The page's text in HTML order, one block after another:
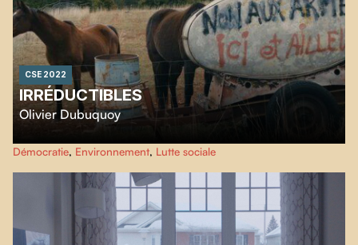
CSE 2022
IRRÉDUCTIBLES
Olivier Dubuquoy
Irréductiblesest un film sur des hommes et des femmes qui ont gagné des
batailles qui semblaient perdues d'avance. Blocage de centrale nucléaire,
sabotage pour mettre fin à des pollutions en mer, ZAD pour protéger la
forêt, tous·tes ont en commun d’être victorieux·ses dans leur lutte.
Démocratie, Environnement, Lutte sociale